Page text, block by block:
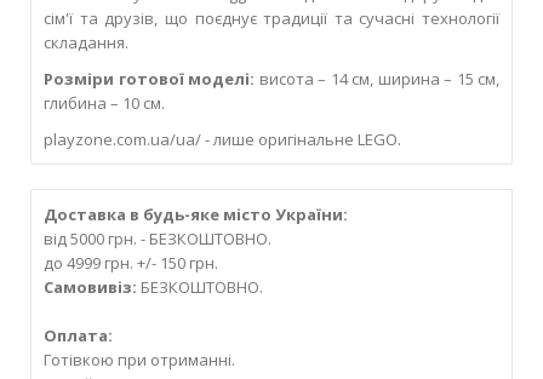
сім'ї та друзів, що поєднує традиції та сучасні технології
складання.
Розміри готової моделі: висота – 14 см, ширина – 15 см,
глибина – 10 см.
playzone.com.ua/ua/ - лише оригінальне LEGO.
Доставка в будь-яке місто України:
від 5000 грн. - БЕЗКОШТОВНО.
до 4999 грн. +/- 150 грн.
Самовивіз: БЕЗКОШТОВНО.
Оплата:
Готівкою при отриманні.